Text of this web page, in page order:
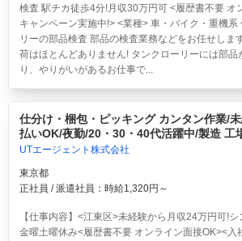
検査 駅チカ徒歩4分!月収30万円可 <履歴書不要 オ
キャンペーン実施中!> <業種> 車・バイク・重機系
リーの部品検査 部品の検査業務などをお任せしま
荷はほとんどありません! タンクローリーには部品
り、やりがいがあるお仕事で...
仕分け・梱包・ピッキング カンタン作業/
払いOK/夜勤/20・30・40代活躍中/製造 工
UTエージェント株式会社
東京都
正社員 / 派遣社員：時給1,320円～
【仕事内容】<江東区>未経験から月収24万円可!シ
金曜土曜休み<履歴書不要 オンライン面接OK><入